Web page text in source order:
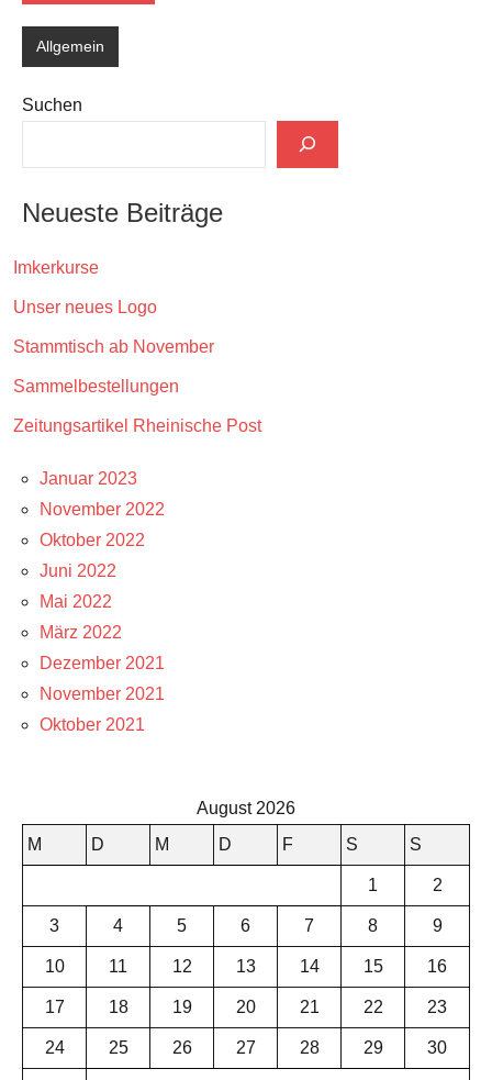
Allgemein
Suchen
Neueste Beiträge
Imkerkurse
Unser neues Logo
Stammtisch ab November
Sammelbestellungen
Zeitungsartikel Rheinische Post
Januar 2023
November 2022
Oktober 2022
Juni 2022
Mai 2022
März 2022
Dezember 2021
November 2021
Oktober 2021
August 2026
M
D M D F S S
1 2
3 4 5 6 7 8 9
10 11 12 13 14 15 16
17 18 19 20 21 22 23
24 25 26 27 28 29 30